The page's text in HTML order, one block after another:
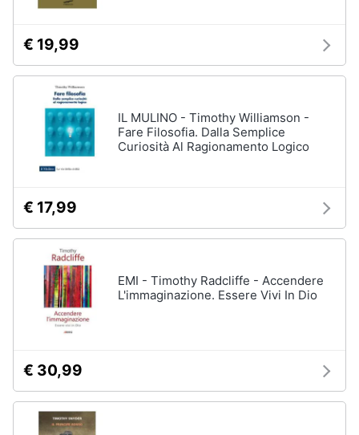
€ 19,99
IL MULINO - Timothy Williamson -
Fare Filosofia. Dalla Semplice
Curiosità Al Ragionamento Logico
€ 17,99
EMI - Timothy Radcliffe - Accendere
L'immaginazione. Essere Vivi In Dio
€ 30,99